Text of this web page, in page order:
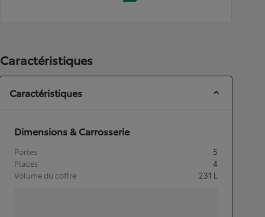
Caractéristiques
Caractéristiques
Dimensions & Carrosserie
Portes
5
Places
4
Volume du coffre
231 L